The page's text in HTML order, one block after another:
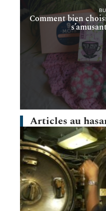
Comment bien
Articles au